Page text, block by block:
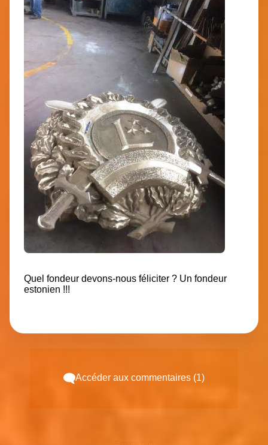
Quel fondeur devons-nous féliciter ? Un fondeur
estonien !!!
Accéder aux commentaires (1)